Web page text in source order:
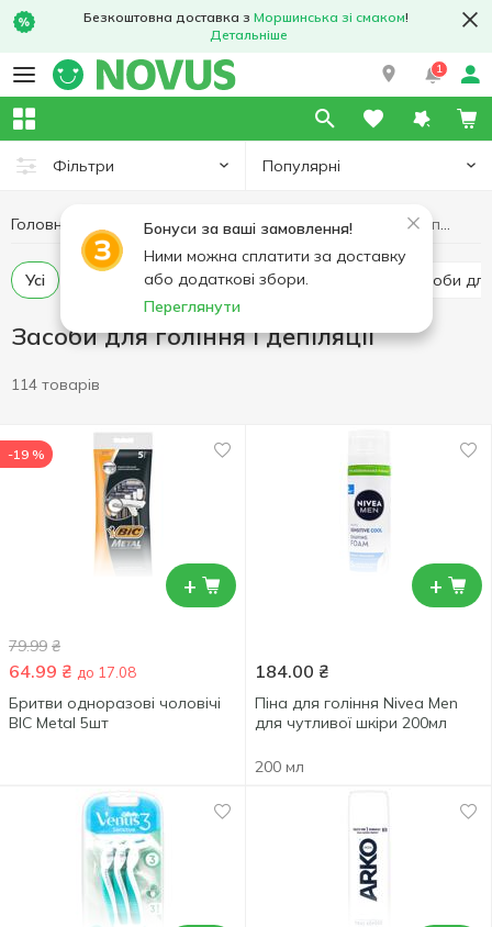
Безкоштовна доставка з Моршинська зі смаком!
Детальніше
1
Фільтри Популярні
Бонуси за ваші замовлення!
Ними можна сплатити за доставку
або додаткові збори.
Переглянути
Головна Гігієна та догляд Засоби для гоління і депіляції
Усі Бритви і леза Засоби для гоління Засоби
Засоби для гоління і депіляції
114 товарів
+
-19 %
79.99 ₴
64.99 ₴ до 17.08
Бритви одноразові чоловічі
BIC Metal 5шт
+
184.00 ₴
Піна для гоління Nivea Men
для чутливої шкіри 200мл
200 мл